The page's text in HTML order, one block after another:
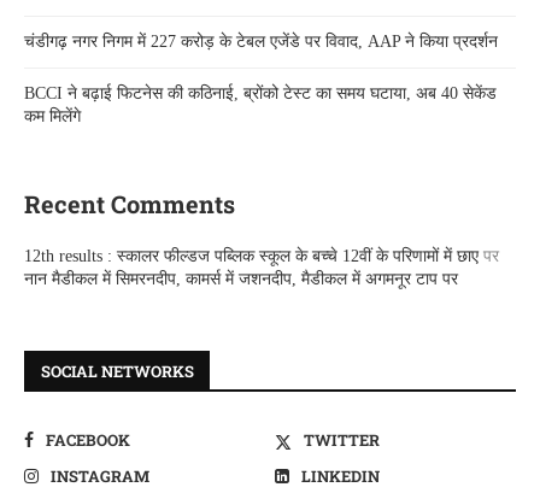
चंडीगढ़ नगर निगम में 227 करोड़ के टेबल एजेंडे पर विवाद, AAP ने किया प्रदर्शन
BCCI ने बढ़ाई फिटनेस की कठिनाई, ब्रोंको टेस्ट का समय घटाया, अब 40 सेकेंड
कम मिलेंगे
Recent Comments
12th results : स्कालर फील्डज पब्लिक स्कूल के बच्चे 12वीं के परिणामों में छाएपर
नान मैडीकल में सिमरनदीप, कामर्स में जशनदीप, मैडीकल में अगमनूर टाप पर
SOCIAL NETWORKS
FACEBOOK
TWITTER
INSTAGRAM
LINKEDIN